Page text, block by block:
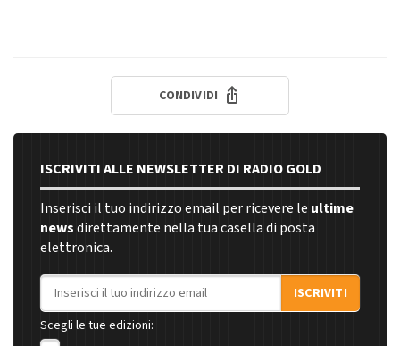
CONDIVIDI
ISCRIVITI ALLE NEWSLETTER DI RADIO GOLD
Inserisci il tuo indirizzo email per ricevere le ultime
newsdirettamente nella tua casella di posta
elettronica.
Indirizzo email
ISCRIVITI
Scegli le tue edizioni: